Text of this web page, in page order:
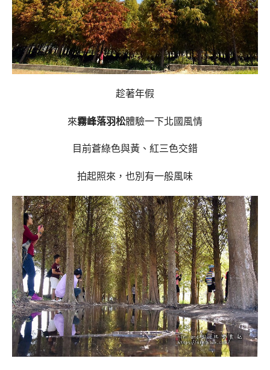
趁著年假
來霧峰落羽松體驗一下北國風情
目前蒼綠色與黃、紅三色交錯
拍起照來，也別有一般風味